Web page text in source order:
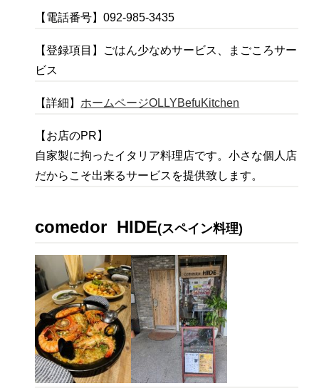
【電話番号】092-985-3435
【登録項目】ごはん少なめサービス、まごころサー
ビス
【詳細】 ホームページOLLYBefuKitchen
【お店のPR】
自家製に拘ったイタリア料理店です。小さな個人店
だからこそ出来るサービスを提供致します。
comedor HIDE(スペイン料理)